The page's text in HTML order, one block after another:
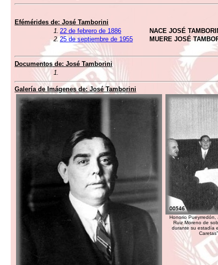
Efémérides de: José Tamborini
1. 22 de febrero de 1886
NACE JOSÉ
2. 25 de septiembre de 1955 MUERE JOSÉ
Documentos de: José Tamborini
1.
Galería de Imágenes de: José Tamborini
Honorio Pueyrredón,
Ruiz Moreno de
durante su estadía